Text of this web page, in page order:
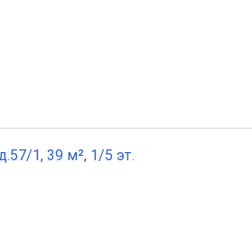
1, 39 м², 1/5 эт.